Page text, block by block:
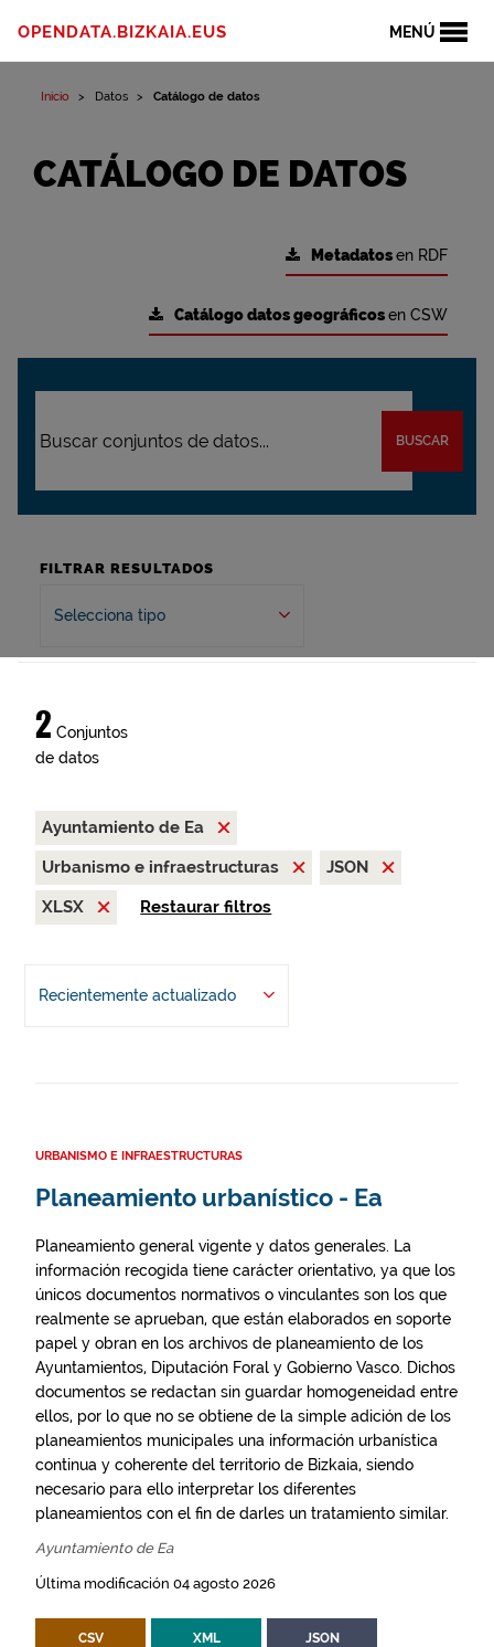
MENÚ
OPENDATA.BIZKAIA.EUS
Inicio Datos Catálogo de datos
CATÁLOGO DE DATOS
Metadatosen RDF
Catálogo datos geográficosen CSW
BUSCAR
FILTRAR RESULTADOS
Selecciona tipo
2 Conjuntos
de datos
Ayuntamiento de Ea
Urbanismo e infraestructuras
JSON
XLSX
Restaurar filtros
Recientemente actualizado
URBANISMO E INFRAESTRUCTURAS
Planeamiento urbanístico - Ea
Planeamiento general vigente y datos generales. La
información recogida tiene carácter orientativo, ya que los
únicos documentos normativos o vinculantes son los que
realmente se aprueban, que están elaborados en soporte
papel y obran en los archivos de planeamiento de los
Ayuntamientos, Diputación Foral y Gobierno Vasco. Dichos
documentos se redactan sin guardar homogeneidad entre
ellos, por lo que no se obtiene de la simple adición de los
planeamientos municipales una información urbanística
continua y coherente del territorio de Bizkaia, siendo
necesario para ello interpretar los diferentes
planeamientos con el fin de darles un tratamiento similar.
Ayuntamiento de Ea
Última modificación 04 agosto 2026
CSV XML JSON